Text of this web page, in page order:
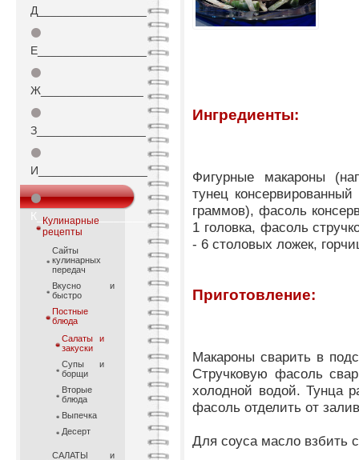
Д_________________
⚫
Е_________________
⚫
Ж________________
⚫
З_________________
⚫
И_________________
⚫
К_________________
Кулинарные
рецепты
Сайты
кулинарных
передач
Вкусно и
быстро
Постные
блюда
Салаты и
закуски
Супы и
борщи
Вторые
блюда
Выпечка
Десерт
САЛАТЫ и
Ингредиенты:
Фигурные макароны
тунец
граммов), фасоль
1 головка, фасоль
- 6 столовых ложек,
Приготовление:
Макароны сварить в
Стручковую фасоль
холодной водой. Тунца
фасоль отделить от
Для соуса масло взбить